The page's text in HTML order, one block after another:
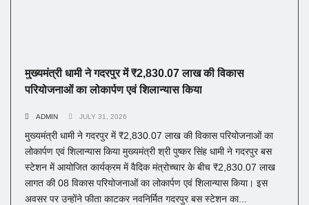
मुख्यमंत्री धामी ने गदरपुर में ₹2,830.07 लाख की विकास
परियोजनाओं का लोकार्पण एवं शिलान्यास किया
ADMIN JULY 31, 2026
मुख्यमंत्री धामी ने गदरपुर में ₹2,830.07 लाख की विकास परियोजनाओं का
लोकार्पण एवं शिलान्यास किया मुख्यमंत्री श्री पुष्कर सिंह धामी ने गदरपुर बस
स्टेशन में आयोजित कार्यक्रम में वैदिक मंत्रोच्चार के बीच ₹2,830.07 लाख
लागत की 08 विकास परियोजनाओं का लोकार्पण एवं शिलान्यास किया। इस
अवसर पर उन्होंने फीता काटकर नवनिर्मित गदरपुर बस स्टेशन का...